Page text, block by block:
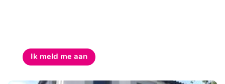
Contact
Ik meld me aan